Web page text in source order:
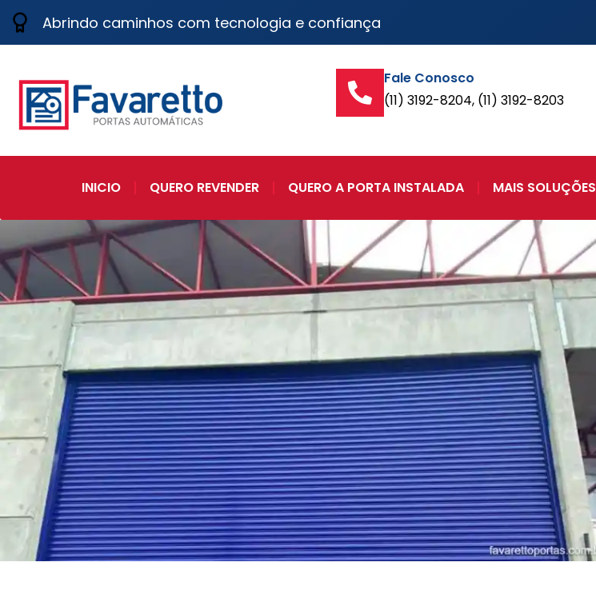
Abrindo caminhos com tecnologia e confiança
Fale Conosco
(11) 3192-8204, (11) 3192-8203
INICIO QUERO REVENDER QUERO A PORTA INSTALADA MAIS SOLUÇÕES